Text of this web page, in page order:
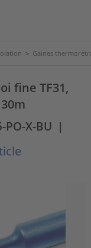
> Gaines
fine TF31,
PO-X-BU |